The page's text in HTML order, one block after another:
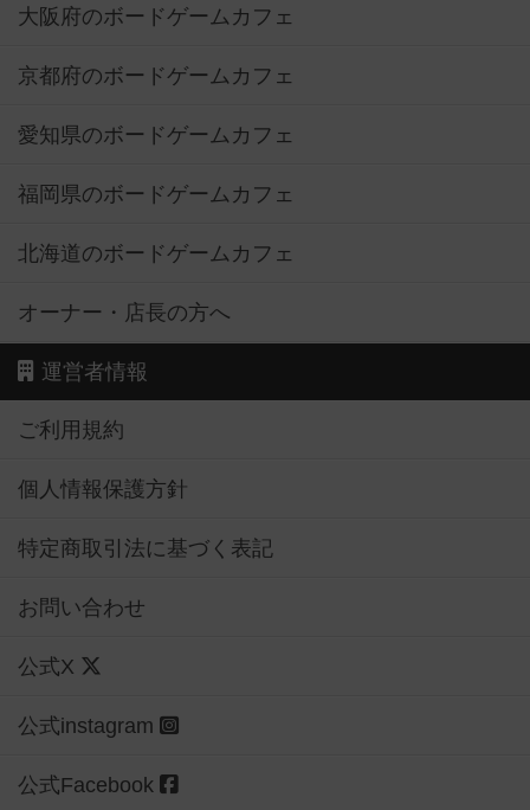
大阪府のボードゲームカフェ
京都府のボードゲームカフェ
愛知県のボードゲームカフェ
福岡県のボードゲームカフェ
北海道のボードゲームカフェ
オーナー・店長の方へ
運営者情報
ご利用規約
個人情報保護方針
特定商取引法に基づく表記
お問い合わせ
公式X
公式instagram
公式Facebook